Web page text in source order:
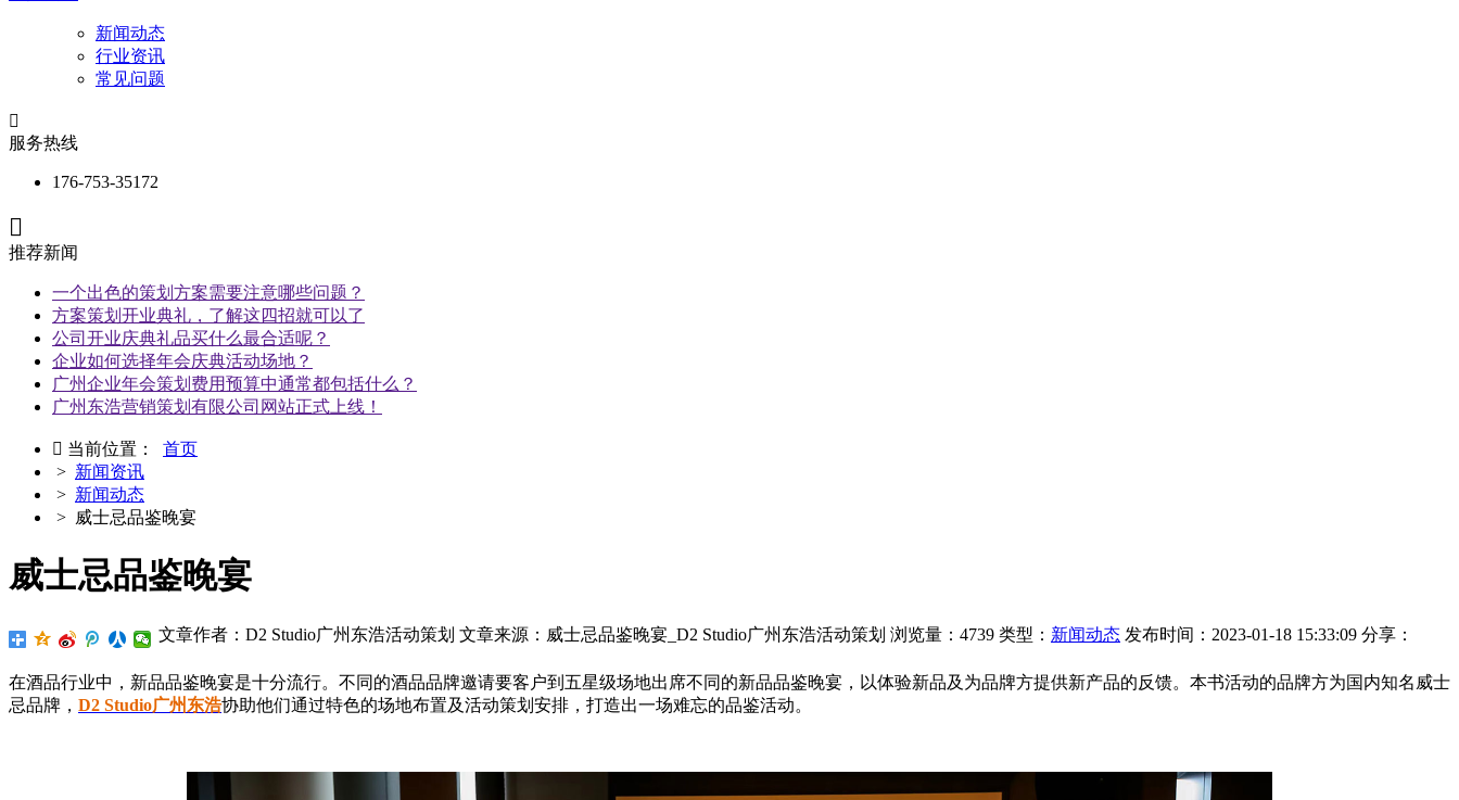
新闻动态
行业资讯
常见问题

服务热线
176-753-35172

推荐新闻
一个出色的策划方案需要注意哪些问题？
方案策划开业典礼，了解这四招就可以了
公司开业庆典礼品买什么最合适呢？
企业如何选择年会庆典活动场地？
广州企业年会策划费用预算中通常都包括什么？
广州东浩营销策划有限公司网站正式上线！
 当前位置： 首页
> 新闻资讯
> 新闻动态
> 威士忌品鉴晚宴
威士忌品鉴晚宴
文章作者：D2 Studio广州东浩活动策划 文章来源：威士忌品鉴晚宴_D2 Studio广州东浩活动策划 浏览量：4739 类型： 新闻动态 发布时间：2023-01-18 15:33:09 分享：
在酒品行业中，新品品鉴晚宴是十分流行。不同的酒品品牌邀请要客户到五星级场地出席不同的新品品鉴晚宴，以体验新品及为品牌方提供新产品的反馈。本书活动的品牌方为国内知名威士
忌品牌， D2 Studio广州东浩协助他们通过特色的场地布置及活动策划安排，打造出一场难忘的品鉴活动。